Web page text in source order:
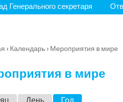
Генерального секретаря
› Календарь› Мероприятия в мире
в мире